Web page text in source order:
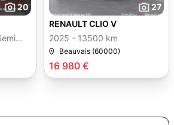
20 27
16 980 €
RENAULT CLIO V
2025 - 13500 km
Beauvais (60000)